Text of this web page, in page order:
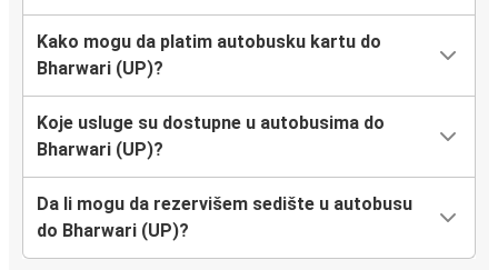
Kako mogu da platim autobusku kartu do
Bharwari (UP)?
Koje usluge su dostupne u autobusima do
Bharwari (UP)?
Da li mogu da rezervišem sedište u autobusu
do Bharwari (UP)?